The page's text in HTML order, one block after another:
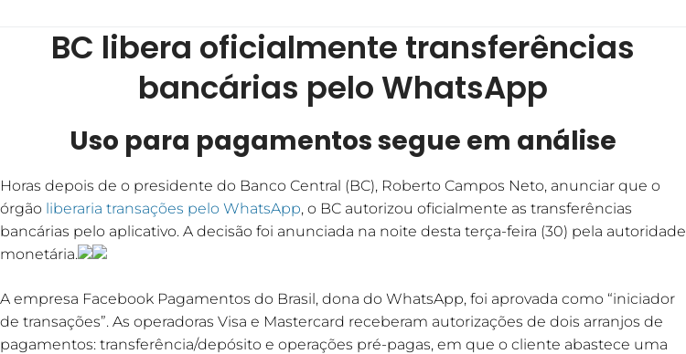
BC libera oficialmente transferências
bancárias pelo WhatsApp
Uso para pagamentos segue em análise
Horas depois de o presidente do Banco Central (BC), Roberto Campos Neto, anunciar que o
órgão liberaria transações pelo WhatsApp, o BC autorizou oficialmente as transferências
bancárias pelo aplicativo. A decisão foi anunciada na noite desta terça-feira (30) pela autoridade
monetária.
A empresa Facebook Pagamentos do Brasil, dona do WhatsApp, foi aprovada como “iniciador
de transações”. As operadoras Visa e Mastercard receberam autorizações de dois arranjos de
pagamentos: transferência/depósito e operações pré-pagas, em que o cliente abastece uma